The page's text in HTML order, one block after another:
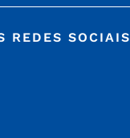
REDES SOCIAIS